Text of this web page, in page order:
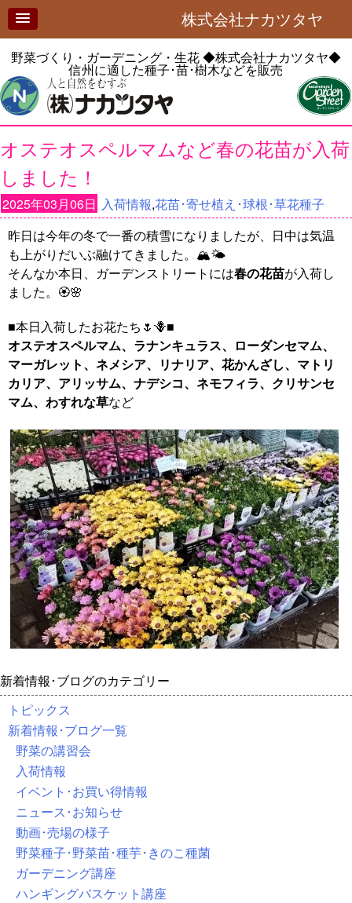
株式会社ナカツタヤ
野菜づくり・ガーデニング・生花◆株式会社ナカツタヤ◆
信州に適した種子･苗･樹木などを販売
オステオスペルマムなど春の花苗が入荷
しました！
2025年03月06日 入荷情報,花苗･寄せ植え･球根･草花種子
昨日は今年の冬で一番の積雪になりましたが、日中は気温
も上がりだいぶ融けてきました。🏔️🌤️
そんなか本日、ガーデンストリートには春の花苗が入荷し
ました。🏵️🌸
■本日入荷したお花たち🌷🪻■
オステオスペルマム、ラナンキュラス、ローダンセマム、
マーガレット、ネメシア、リナリア、花かんざし、マトリ
カリア、アリッサム、ナデシコ、ネモフィラ、クリサンセ
マム、わすれな草など
新着情報･ブログのカテゴリー
トピックス
新着情報･ブログ一覧
野菜の講習会
入荷情報
イベント･お買い得情報
ニュース･お知らせ
動画･売場の様子
野菜種子･野菜苗･種芋･きのこ種菌
ガーデニング講座
ハンギングバスケット講座